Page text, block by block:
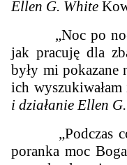
Ellen G. White
„Noc po nocy
jak pracuję dla
były mi pokazane
ich
i działanie Ellen
„Podczas
poranka moc